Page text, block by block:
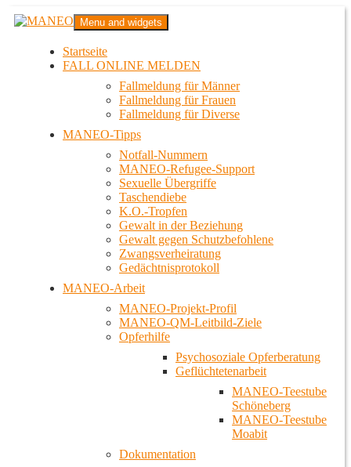
Zum
InhaltMANEO
Das schwule Anti-Gewalt-Projekt in Berlin
Menu and widgets
Startseite
FALL ONLINE MELDEN
Fallmeldung für Männer
Fallmeldung für Frauen
Fallmeldung für Diverse
MANEO-Tipps
Notfall-Nummern
MANEO-Refugee-Support
Sexuelle Übergriffe
Taschendiebe
K.O.-Tropfen
Gewalt in der Beziehung
Gewalt gegen Schutzbefohlene
Zwangsverheiratung
Gedächtnisprotokoll
MANEO-Arbeit
MANEO-Projekt-Profil
MANEO-QM-Leitbild-Ziele
Opferhilfe
Psychosoziale Opferberatung
Geflüchtetenarbeit
MANEO-Teestube
Schöneberg
MANEO-Teestube
Moabit
Dokumentation